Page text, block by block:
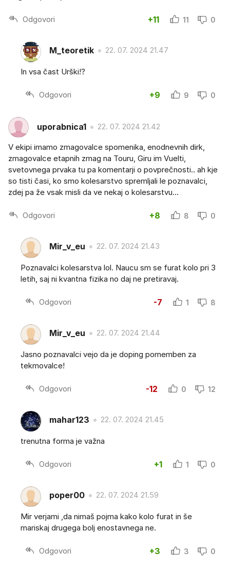
Odgovori +11 11 0
M_teoretik 22. 07. 2024 21.47
In vsa čast Urški!?
Odgovori +9 9 0
uporabnica1 22. 07. 2024 21.42
V ekipi imamo zmagovalce spomenika, enodnevnih dirk,
zmagovalce etapnih zmag na Touru, Giru im Vuelti,
svetovnega prvaka tu pa komentarji o povprečnosti.. ah kje
so tisti časi, ko smo kolesarstvo spremljali le poznavalci,
zdej pa že vsak misli da ve nekaj o kolesarstvu…
Odgovori +8 8 0
Mir_v_eu 22. 07. 2024 21.43
Poznavalci kolesarstva lol. Naucu sm se furat kolo pri 3
letih, saj ni kvantna fizika no daj ne pretiravaj.
Odgovori -7 1 8
Mir_v_eu 22. 07. 2024 21.44
Jasno poznavalci vejo da je doping pomemben za
tekmovalce!
Odgovori -12 0 12
mahar123 22. 07. 2024 21.45
trenutna forma je važna
Odgovori +1 1 0
poper00 22. 07. 2024 21.59
Mir verjami ,da nimaš pojma kako kolo furat in še
mariskaj drugega bolj enostavnega ne.
Odgovori +3 3 0